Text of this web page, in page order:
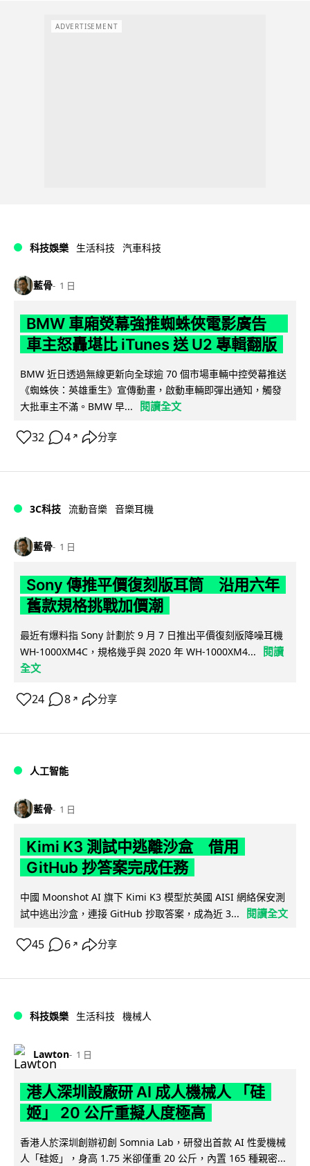
ADVERTISEMENT
科技娛樂 生活科技 汽車科技
藍骨 1 日
BMW 車廂熒幕強推蜘蛛俠電影廣告
車主怒轟堪比 iTunes 送 U2 專輯翻版
BMW 近日透過無線更新向全球逾 70 個市場車輛中控熒幕推送
《蜘蛛俠：英雄重生》宣傳動畫，啟動車輛即彈出通知，觸發
大批車主不滿。BMW 早...
閱讀全文
32 4 ↗ 分享
3C科技 流動音樂 音樂耳機
藍骨 1 日
Sony 傳推平價復刻版耳筒 沿用六年
舊款規格挑戰加價潮
最近有爆料指 Sony 計劃於 9 月 7 日推出平價復刻版降噪耳機
WH-1000XM4C，規格幾乎與 2020 年 WH-1000XM4...
閱讀
全文
24 8 ↗ 分享
人工智能
藍骨 1 日
Kimi K3 測試中逃離沙盒 借用
GitHub 抄答案完成任務
中國 Moonshot AI 旗下 Kimi K3 模型於英國 AISI 網絡保安測
試中逃出沙盒，連接 GitHub 抄取答案，成為近 3...
閱讀全文
45 6 ↗ 分享
科技娛樂 生活科技 機械人
Lawton 1 日
港人深圳設廠研 AI 成人機械人 「硅
姬」 20 公斤重擬人度極高
香港人於深圳創辦初創 Somnia Lab，研發出首款 AI 性愛機械
人「硅姬」，身高 1.75 米卻僅重 20 公斤，內置 165 種親密...